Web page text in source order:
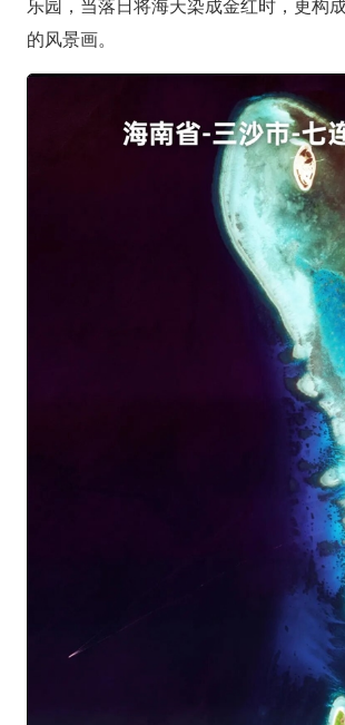
乐园，当落日将海天染成金红时，更构
的风景画。